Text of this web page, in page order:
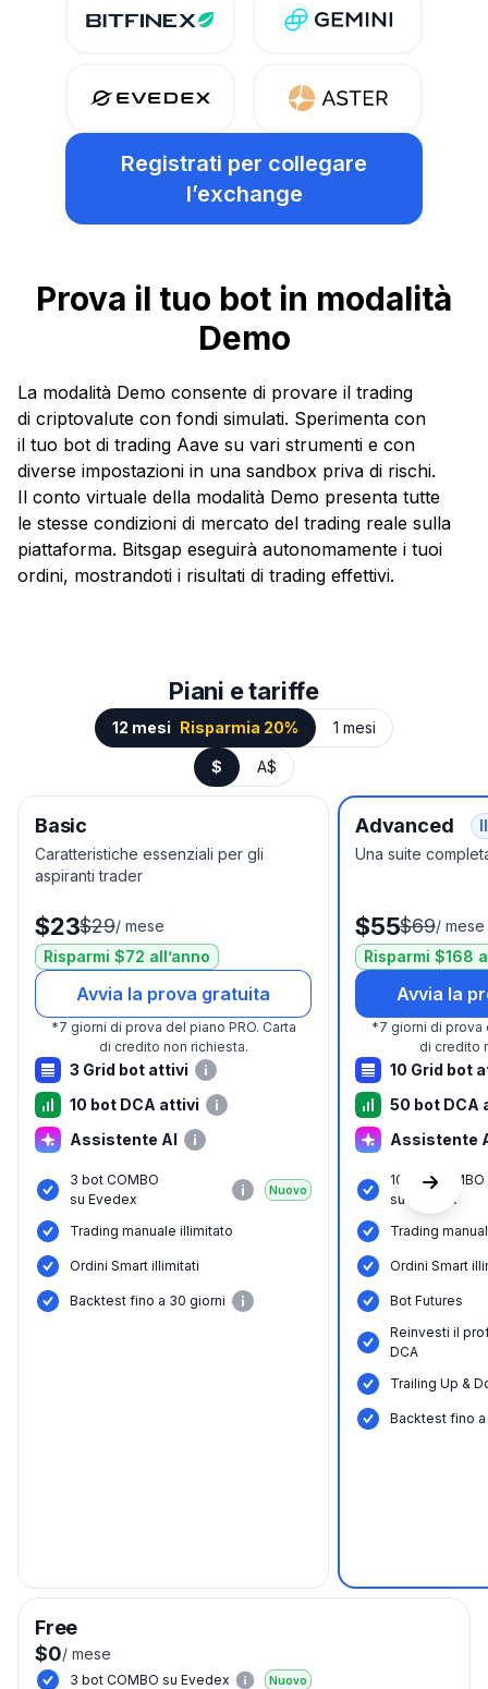
Registrati per collegare
l’exchange
Prova il tuo bot in modalità
Demo
La modalità Demo consente di provare il trading
di criptovalute con fondi simulati. Sperimenta con
il tuo bot di trading Aave su vari strumenti e con
diverse impostazioni in una sandbox priva di rischi.
Il conto virtuale della modalità Demo presenta tutte
le stesse condizioni di mercato del trading reale sulla
piattaforma. Bitsgap eseguirà autonomamente i tuoi
ordini, mostrandoti i risultati di trading effettivi.
Piani e tariffe
12 mesi Risparmia 20% 1 mesi
$ A$
Basic
Caratteristiche essenziali per gli
aspiranti trader
$23$29/ mese
Risparmi $72 all’anno
Avvia la prova gratuita
*7 giorni di prova del piano PRO. Carta
di credito non richiesta.
3 Grid bot attivi
10 bot DCA attivi
Assistente AI
3 bot COMBO
su Evedex
Nuovo
Trading manuale illimitato
Ordini Smart illimitati
Вacktest fino a 30 giorni
Advanced
Una suite
$55$69/ mese
Risparmi $168
Avvia la
*7 giorni di prova
di credito
10 Grid bot
50 bot DCA
Assistente
10 bot COMBO
su Evedex
Trading
Ordini Smart
Bot Futures
Reinvesti il
DCA
Trailing Up &
Вacktest fino a
Free
$0/ mese
3 bot COMBO su Evedex Nuovo